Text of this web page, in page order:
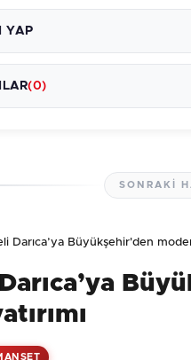
YAP
Sorusu: 6 + 3 = ?
(0)
SONRAKI
Darıca’ya Büyükşehir'den